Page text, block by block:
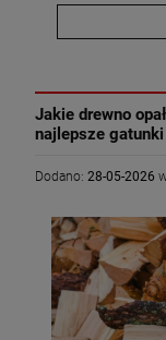
Jakie drewno
najlepsze
Dodano: 28-05-2026